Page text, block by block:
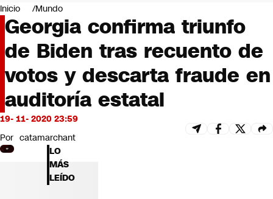
Negocios
Deportes
Programas completos
Cultura
Servicios
Bits
CNN tiempo
Futuro 360
Inicio Mundo
Georgia confirma triunfo
de Biden tras recuento de
votos y descarta fraude en
auditoría estatal
19- 11- 2020 23:59
Por catamarchant
LO
MÁS
LEÍDO